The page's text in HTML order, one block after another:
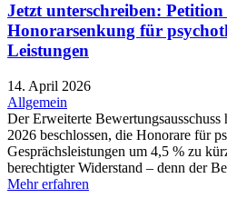
Jetzt unterschreiben: Petition
Honorarsenkung für
Leistungen
14. April 2026
Allgemein
Der Erweiterte
2026 beschlossen, die Honorare für
Gesprächsleistungen um 4,5 % zu
berechtigter Widerstand – denn der
Mehr erfahren